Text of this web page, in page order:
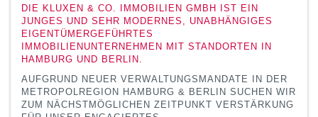
DIE KLUXEN & CO. IMMOBILIEN GMBH IST EIN
JUNGES UND SEHR MODERNES, UNABHÄNGIGES
EIGENTÜMERGEFÜHRTES
IMMOBILIENUNTERNEHMEN MIT STANDORTEN IN
HAMBURG UND BERLIN.
AUFGRUND NEUER VERWALTUNGSMANDATE IN DER
METROPOLREGION HAMBURG & BERLIN SUCHEN WIR
ZUM NÄCHSTMÖGLICHEN ZEITPUNKT VERSTÄRKUNG